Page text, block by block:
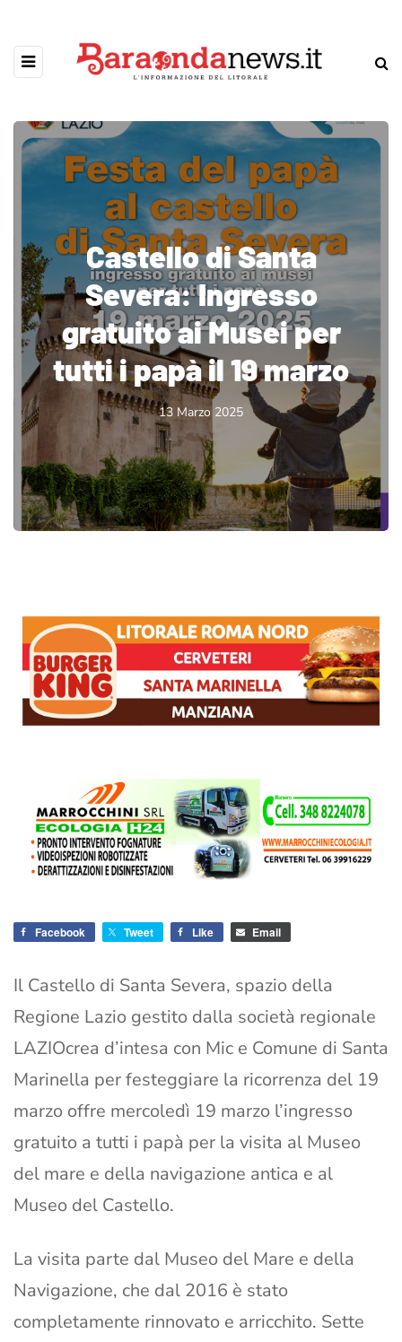
Castello di Santa
Severa: Ingresso
gratuito ai Musei per
tutti i papà il 19 marzo
13 Marzo 2025
Facebook Tweet Like Email
Il Castello di Santa Severa, spazio della
Regione Lazio gestito dalla società regionale
LAZIOcrea d’intesa con Mic e Comune di Santa
Marinella per festeggiare la ricorrenza del 19
marzo offre mercoledì 19 marzo l’ingresso
gratuito a tutti i papà per la visita al Museo
del mare e della navigazione antica e al
Museo del Castello.
La visita parte dal Museo del Mare e della
Navigazione, che dal 2016 è stato
completamente rinnovato e arricchito. Sette